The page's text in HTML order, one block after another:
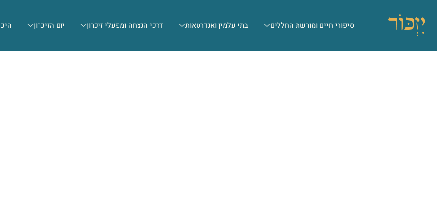
סיפורי חיים ומורשת החללים בתי עלמין ואנדרטאות דרכי הנצחה ומפעלי זיכרון יום הזיכרון